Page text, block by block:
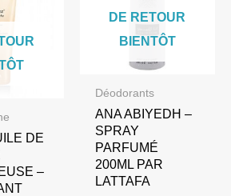
DE
–
DE RETOUR
BIENTÔT
Déodorants
ANA ABIYEDH –
SPRAY
PARFUMÉ
200ML PAR
LATTAFA